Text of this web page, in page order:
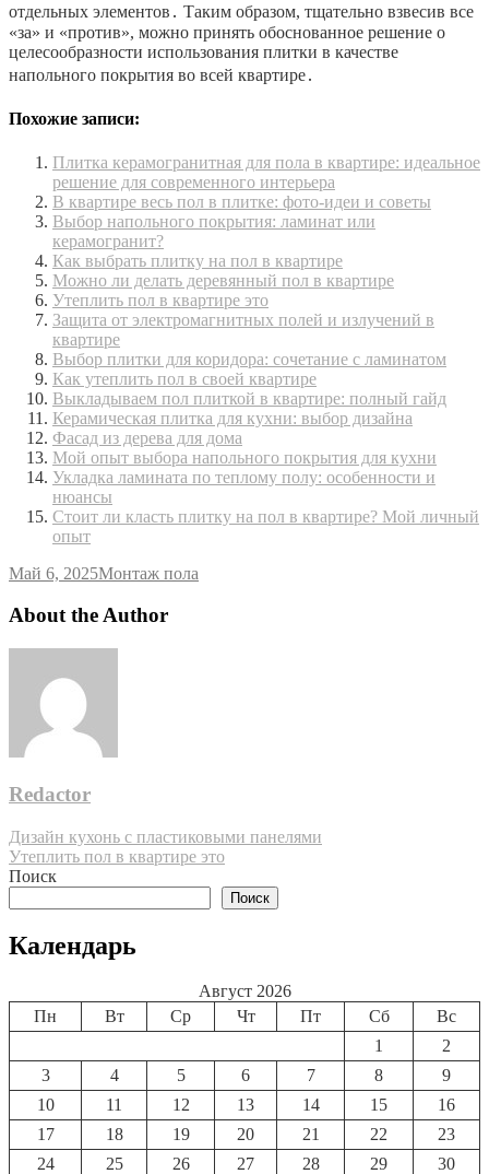
отдельных элементов․ Таким образом, тщательно взвесив все
«за» и «против», можно принять обоснованное решение о
целесообразности использования плитки в качестве
напольного покрытия во всей квартире․
Похожие записи:
Плитка керамогранитная для пола в квартире: идеальное
решение для современного интерьера
В квартире весь пол в плитке: фото-идеи и советы
Выбор напольного покрытия: ламинат или
керамогранит?
Как выбрать плитку на пол в квартире
Можно ли делать деревянный пол в квартире
Утеплить пол в квартире это
Защита от электромагнитных полей и излучений в
квартире
Выбор плитки для коридора: сочетание с ламинатом
Как утеплить пол в своей квартире
Выкладываем пол плиткой в квартире: полный гайд
Керамическая плитка для кухни: выбор дизайна
Фасад из дерева для дома
Мой опыт выбора напольного покрытия для кухни
Укладка ламината по теплому полу: особенности и
нюансы
Стоит ли класть плитку на пол в квартире? Мой личный
опыт
Май 6, 2025Монтаж пола
About the Author
Redactor
Навигация
по
Дизайн кухонь с пластиковыми панелями
Утеплить пол в квартире это
Поиск
Поиск
Календарь
Август 2026
Пн
Вт Ср Чт Пт Сб
Вс
1
2
3
4 5 6 7 8
9
10
11 12 13 14 15
16
17
18 19 20 21 22
23
24
25 26 27 28 29 30